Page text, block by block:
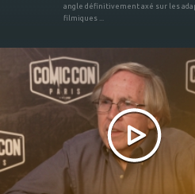
angle définitivement axé sur les
filmiques ...